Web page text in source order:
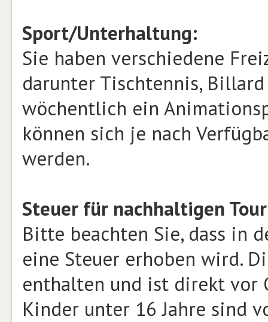
Sport/Unterhaltung:
Sie haben verschiedene
darunter Tischtennis,
wöchentlich ein
können sich je nach
werden.
Steuer für nachhaltigen
Bitte beachten Sie, dass in
eine Steuer erhoben wird.
enthalten und ist direkt vor
Kinder unter 16 Jahre sind